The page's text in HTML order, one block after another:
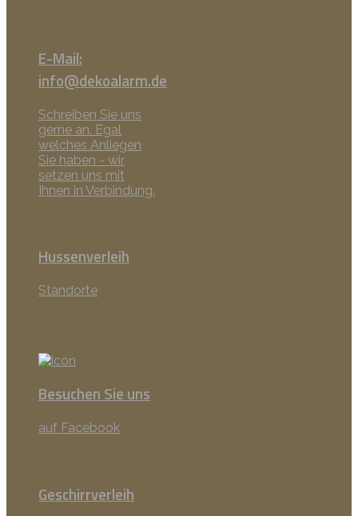
E-Mail:
info@dekoalarm.de
Schreiben Sie uns
gerne an. Egal
welches Anliegen
Sie haben - wir
setzen uns mit
Ihnen in Verbindung.
Hussenverleih
Standorte
Besuchen Sie uns
auf Facebook
Geschirrverleih